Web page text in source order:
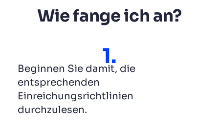
Wie fange ich an?
1.
Beginnen Sie damit, die
entsprechenden
Einreichungsrichtlinien
durchzulesen.